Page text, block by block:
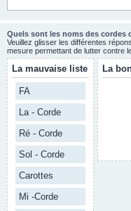
Quels sont les noms des cordes
Veuillez glisser les différentes
mesure permettant de lutter contre
La mauvaise liste
FA
La - Corde
Ré - Corde
Sol - Corde
Carottes
Mi -Corde
La